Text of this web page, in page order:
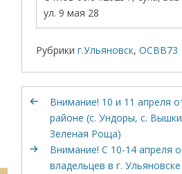
ул. 9 мая 28
Рубрики г.Ульяновск,ОСВВ73
Внимание! 10 и 11 апреля
районе (с. Ундоры, с.
Зеленая Роща)
Внимание! С 10-14 апреля
владельцев в г. Ульяновске